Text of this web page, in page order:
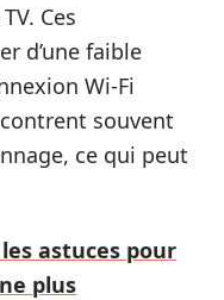
Ces
d’une faible
Wi-Fi
souvent
ce qui peut
astuces pour
plus